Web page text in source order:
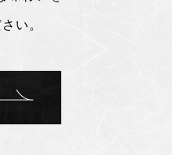
い。